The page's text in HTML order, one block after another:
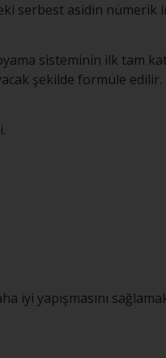
serbest asidin nümerik
sisteminin ilk tam
şekilde formüle edilir.
iyi yapışmasını